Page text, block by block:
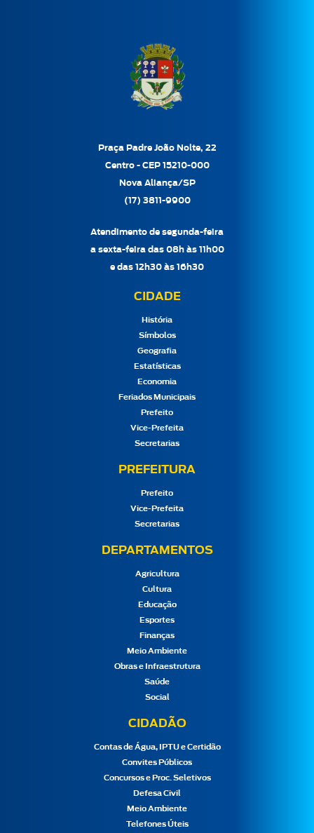
Praça Padre João Nolte, 22
Centro - CEP 15210-000
Nova Aliança/SP
(17) 3811-9900
Atendimento de segunda-feira
a sexta-feira das 08h às 11h00
e das 12h30 às 16h30
CIDADE
História
Símbolos
Geografia
Estatísticas
Economia
Feriados Municipais
Prefeito
Vice-Prefeita
Secretarias
PREFEITURA
Prefeito
Vice-Prefeita
Secretarias
DEPARTAMENTOS
Agricultura
Cultura
Educação
Esportes
Finanças
Meio Ambiente
Obras e Infraestrutura
Saúde
Social
CIDADÃO
Contas de Água, IPTU e Certidão
Convites Públicos
Concursos e Proc. Seletivos
Defesa Civil
Meio Ambiente
Telefones Úteis